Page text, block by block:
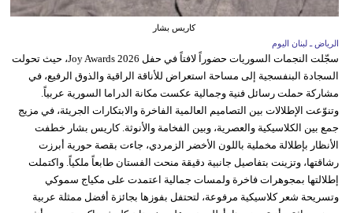
كاريس بشار
الرياض ـ لبنان اليوم
سجّلت النجمات السوريات حضوراً لافتاً في حفل Joy Awards 2026، حيث تحولت
السجادة البنفسجية إلى مساحة استعراض للأناقة الراقية والذوق الرفيع، في
مشاركة حملت رسائل فنية وجمالية عكست مكانة الدراما السورية عربياً.
وتنوّعت الإطلالات بين التصاميم العالمية الفاخرة والابتكارات الجريئة، في مزيج
جمع بين الكلاسيكية والعصرية، وبين الفخامة والأنوثة. كاريس بشار خطفت
الأنظار بإطلالة مخملية باللون الأخضر الزمردي، جاءت بقصة حورية أبرزت
رشاقتها، وتزينت بتفاصيل جانبية دقيقة منحت الفستان طابعاً ملكياً. واكتملت
إطلالتها بمجوهرات فاخرة ولمسات جمالية اعتمدت على مكياج سموكي
وتسريحة شعر كلاسيكية مرفوعة، لتحتفل بفوزها بجائزة أفضل ممثلة عربية